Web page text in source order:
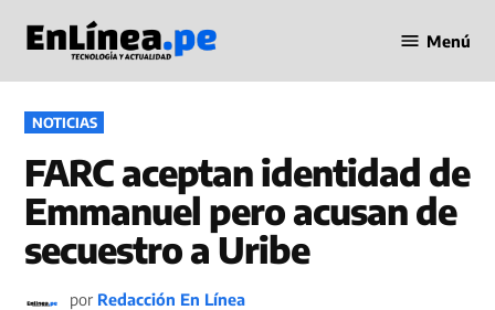
contenido
en Línea
Menú
PUBLICADO
EN
NOTICIAS
FARC aceptan identidad de
Emmanuel pero acusan de
secuestro a Uribe
por Redacción En Línea